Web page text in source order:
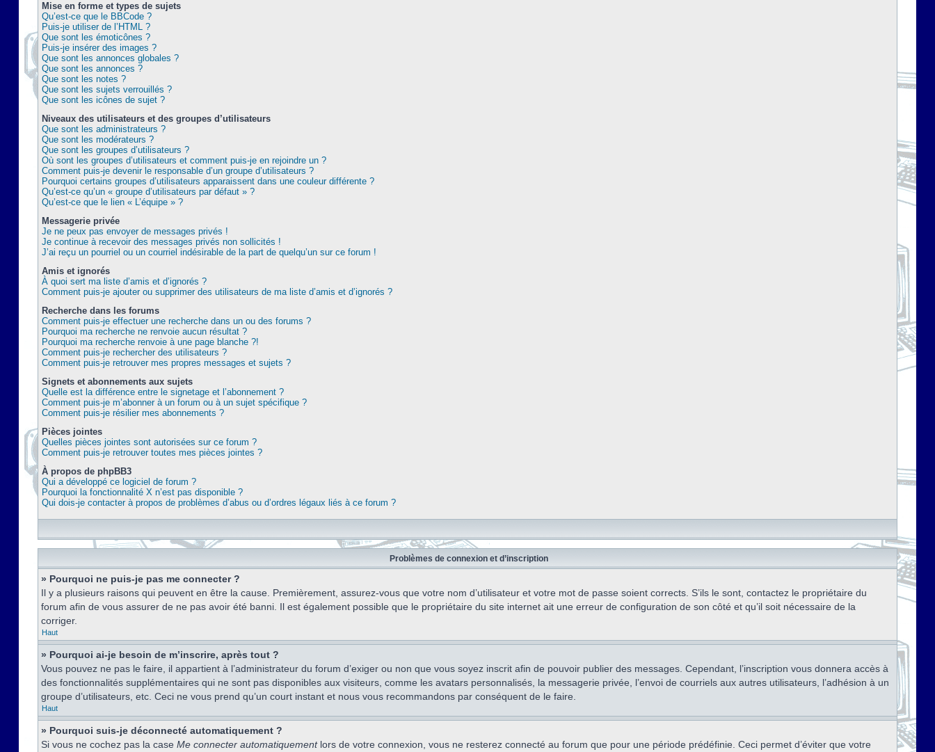
Mise en forme et types de sujets
Qu’est-ce que le BBCode ?
Puis-je utiliser de l’HTML ?
Que sont les émoticônes ?
Puis-je insérer des images ?
Que sont les annonces globales ?
Que sont les annonces ?
Que sont les notes ?
Que sont les sujets verrouillés ?
Que sont les icônes de sujet ?
Niveaux des utilisateurs et des groupes d’utilisateurs
Que sont les administrateurs ?
Que sont les modérateurs ?
Que sont les groupes d’utilisateurs ?
Où sont les groupes d’utilisateurs et comment puis-je en rejoindre un ?
Comment puis-je devenir le responsable d’un groupe d’utilisateurs ?
Pourquoi certains groupes d’utilisateurs apparaissent dans une couleur différente ?
Qu’est-ce qu’un « groupe d’utilisateurs par défaut » ?
Qu’est-ce que le lien « L’équipe » ?
Messagerie privée
Je ne peux pas envoyer de messages privés !
Je continue à recevoir des messages privés non sollicités !
J’ai reçu un pourriel ou un courriel indésirable de la part de quelqu’un sur ce forum !
Amis et ignorés
À quoi sert ma liste d’amis et d’ignorés ?
Comment puis-je ajouter ou supprimer des utilisateurs de ma liste d’amis et d’ignorés ?
Recherche dans les forums
Comment puis-je effectuer une recherche dans un ou des forums ?
Pourquoi ma recherche ne renvoie aucun résultat ?
Pourquoi ma recherche renvoie à une page blanche ?!
Comment puis-je rechercher des utilisateurs ?
Comment puis-je retrouver mes propres messages et sujets ?
Signets et abonnements aux sujets
Quelle est la différence entre le signetage et l’abonnement ?
Comment puis-je m’abonner à un forum ou à un sujet spécifique ?
Comment puis-je résilier mes abonnements ?
Pièces jointes
Quelles pièces jointes sont autorisées sur ce forum ?
Comment puis-je retrouver toutes mes pièces jointes ?
À propos de phpBB3
Qui a développé ce logiciel de forum ?
Pourquoi la fonctionnalité X n’est pas disponible ?
Qui dois-je contacter à propos de problèmes d’abus ou d’ordres légaux liés à ce forum ?
Problèmes de connexion et d’inscription
» Pourquoi ne puis-je pas me connecter ?
Il y a plusieurs raisons qui peuvent en être la cause. Premièrement, assurez-vous que votre nom d’utilisateur et votre mot de passe soient corrects. S’ils le sont, contactez le propriétaire du
forum afin de vous assurer de ne pas avoir été banni. Il est également possible que le propriétaire du site internet ait une erreur de configuration de son côté et qu’il soit nécessaire de la
corriger.
Haut
» Pourquoi ai-je besoin de m’inscrire, après tout ?
Vous pouvez ne pas le faire, il appartient à l’administrateur du forum d’exiger ou non que vous soyez inscrit afin de pouvoir publier des messages. Cependant, l’inscription vous donnera accès à
des fonctionnalités supplémentaires qui ne sont pas disponibles aux visiteurs, comme les avatars personnalisés, la messagerie privée, l’envoi de courriels aux autres utilisateurs, l’adhésion à un
groupe d’utilisateurs, etc. Ceci ne vous prend qu’un court instant et nous vous recommandons par conséquent de le faire.
Haut
» Pourquoi suis-je déconnecté automatiquement ?
Si vous ne cochez pas la case Me connecter automatiquementlors de votre connexion, vous ne resterez connecté au forum que pour une période prédéfinie. Ceci permet d’éviter que votre